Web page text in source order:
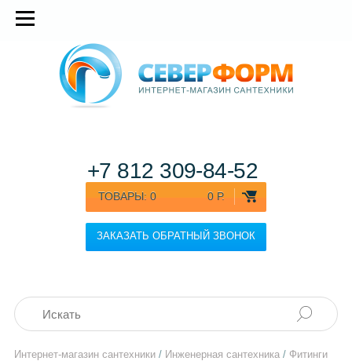
ТОВАРЫ: 0 0 Р.
ЗАКАЗАТЬ ОБРАТНЫЙ ЗВОНОК
+7 812 309-84-52
Интернет-магазин сантехники / Инженерная сантехника / Фитинги